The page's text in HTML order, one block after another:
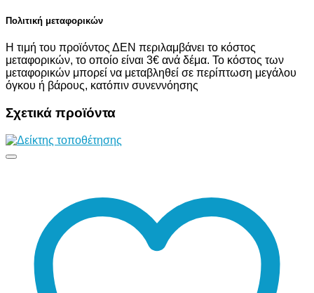
Πολιτική μεταφορικών
Η τιμή του προϊόντος ΔΕΝ περιλαμβάνει το κόστος
μεταφορικών, το οποίο είναι 3€ ανά δέμα. Το κόστος των
μεταφορικών μπορεί να μεταβληθεί σε περίπτωση μεγάλου
όγκου ή βάρους, κατόπιν συνεννόησης
Σχετικά προϊόντα